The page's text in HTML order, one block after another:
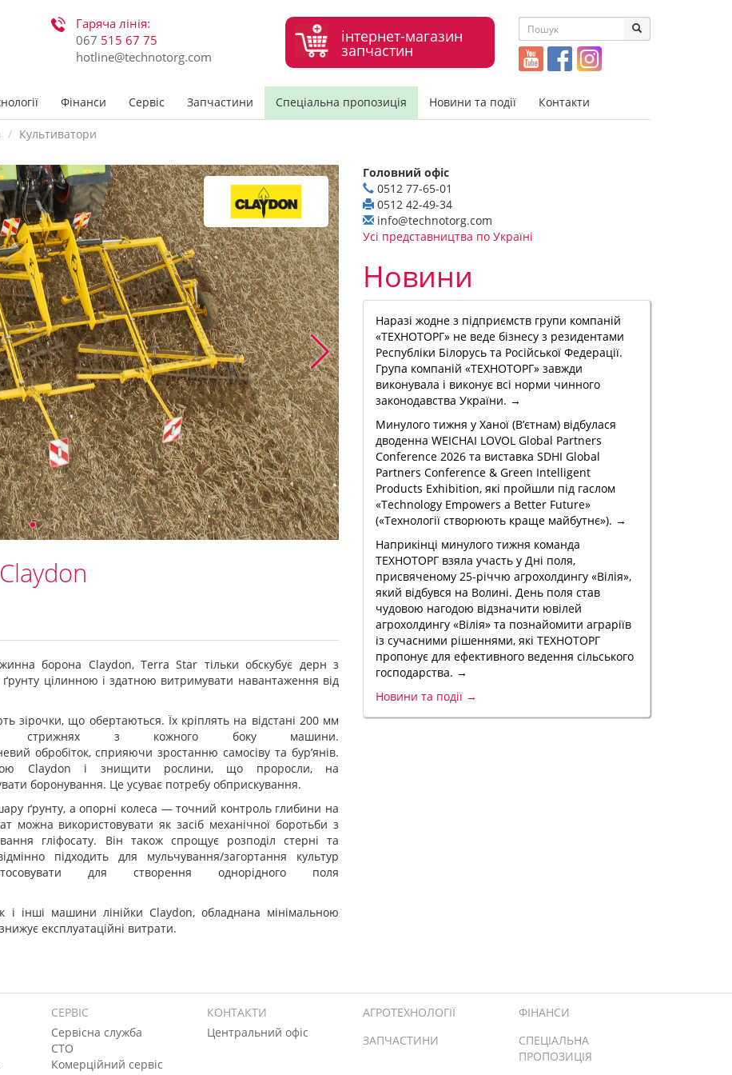
Гаряча лінія:
067 515 67 75
hotline@technotorg.com
інтернет-магазин
запчастин
Фінанси Сервіс Запчастини Спеціальна пропозиція Новини та події Контакти
Культиватори
борона Claydon, Terra Star тільки обскубує дерн з
цілинною і здатною витримувати навантаження від
що обертаються. Їх кріплять на відстані 200 мм
з кожного боку машини.
обробіток, сприяючи зростанню самосіву та бур’янів.
Claydon і знищити рослини, що проросли, на
боронування. Це усуває потребу обприскування.
ґрунту, а опорні колеса — точний контроль глибини на
можна використовувати як засіб механічної боротьби з
гліфосату. Він також спрощує розподіл стерні та
підходить для мульчування/загортання культур
для створення однорідного поля
інші машини лінійки Claydon, обладнана мінімальною
експлуатаційні витрати.
Головний офіс
0512 77-65-01
0512 42-49-34
info@technotorg.com
Усі представництва по Україні
Новини
Наразі жодне з підприємств групи компаній
«ТЕХНОТОРГ» не веде бізнесу з резидентами
Республіки Білорусь та Російської Федерації.
Група компаній «ТЕХНОТОРГ» завжди
виконувала і виконує всі норми чинного
законодавства України. →
Минулого тижня у Ханої (В’єтнам) відбулася
дводенна WEICHAI LOVOL Global Partners
Conference 2026 та виставка SDHI Global
Partners Conference & Green Intelligent
Products Exhibition, які пройшли під гаслом
«Technology Empowers a Better Future»
(«Технології створюють краще майбутнє»). →
Наприкінці минулого тижня команда
ТЕХНОТОРГ взяла участь у Дні поля,
присвяченому 25-річчю агрохолдингу «Вілія»,
який відбувся на Волині. День поля став
чудовою нагодою відзначити ювілей
агрохолдингу «Вілія» та познайомити аграріїв
із сучасними рішеннями, які ТЕХНОТОРГ
пропонує для ефективного ведення сільського
господарства. →
Новини та події →
СЕРВІС
Сервісна служба
СТО
Комерційний сервіс
КОНТАКТИ
Центральний офіс
АГРОТЕХНОЛОГІЇ
ФІНАНСИ
ЗАПЧАСТИНИ
СПЕЦІАЛЬНА
ПРОПОЗИЦІЯ